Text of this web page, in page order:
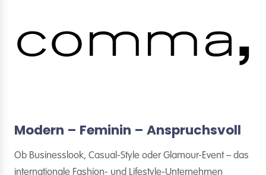
Modern – Feminin – Anspruchsvoll
Ob Businesslook, Casual-Style oder Glamour-Event – das
internationale Fashion- und Lifestyle-Unternehmen